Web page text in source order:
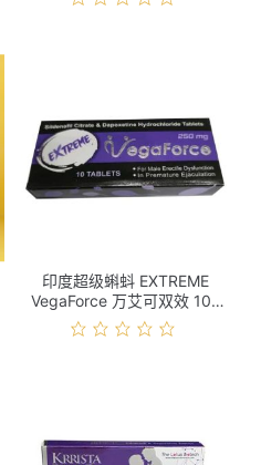
印度超级蝌蚪 EXTREME
VegaForce 万艾可双效 10s
价格